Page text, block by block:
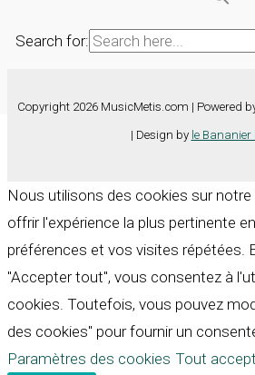
Search for:
Copyright 2026 MusicMetis.com | Powered
| Design by le Bananier
Nous utilisons des cookies sur
offrir l'expérience la plus pertinente
préférences et vos visites répétées.
"Accepter tout", vous consentez à
cookies. Toutefois, vous pouvez
des cookies" pour fournir un
Paramètres des cookies Tout